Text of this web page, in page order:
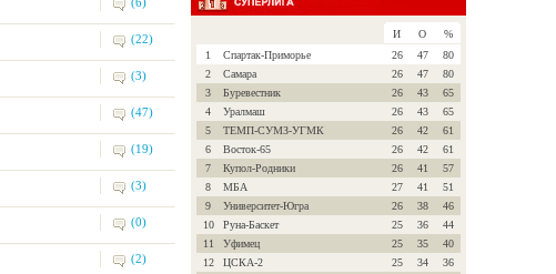
(22)
(3)
(47)
(19)
(3)
(0)
(2)
И О
%
1
Спартак-Приморье 26 47
80
2
Самара 26 47
80
3
Буревестник 26 43
65
4
Уралмаш 26 43
65
5
ТЕМП-СУМЗ-УГМК 26 42
61
6
Восток-65 26 42
61
7
Купол-Родники 26 41
57
8
МБА 27 41
51
9
Университет-Югра 26 38
46
10
Руна-Баскет 25 36
44
11
Уфимец 25 35
40
12
ЦСКА-2 25 34
36